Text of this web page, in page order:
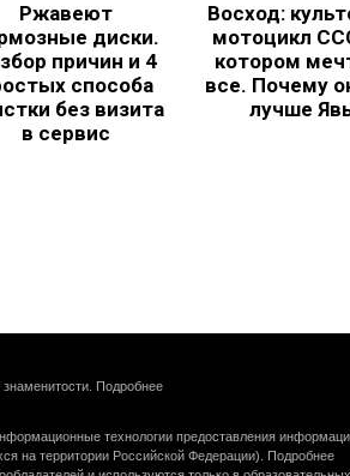
Ржавеют
диски.
причин и 4
способа
без визита
в сервис
Восход:
мотоцикл
котором
все. Почему
лучше
Подробнее
технологии предоставления
на территории Российской Федерации).
Подробнее